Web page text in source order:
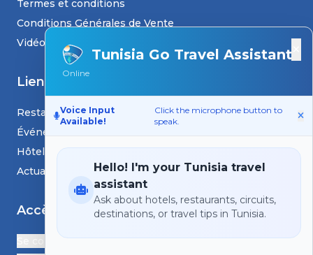
Tunisia Go Travel Assistant
Online
Voice Input
Available!
Click the microphone button to
speak.
Hello! I'm your Tunisia travel
assistant
Ask about hotels, restaurants, circuits,
destinations, or travel tips in Tunisia.
Termes et conditions
Conditions Générales de Vente
Vidéos
Liens
Restaurants
Événements
Hôtels
Actualités et blogs
Accès
Se connecter